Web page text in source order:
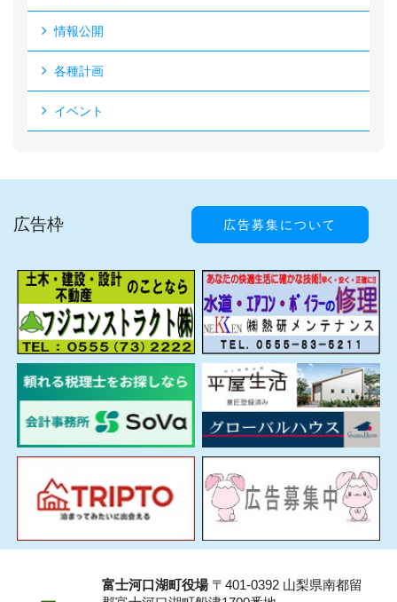
情報公開
各種計画
イベント
広告枠 広告募集について
富士河口湖町役場〒401-0392 山梨県南都留